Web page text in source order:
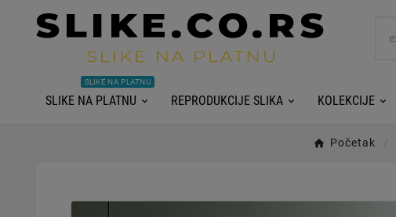
SLIKE NA PLATNU
SLIKE NA PLATNU
REPRODUKCIJE SLIKA KOLEKCIJE
Početak